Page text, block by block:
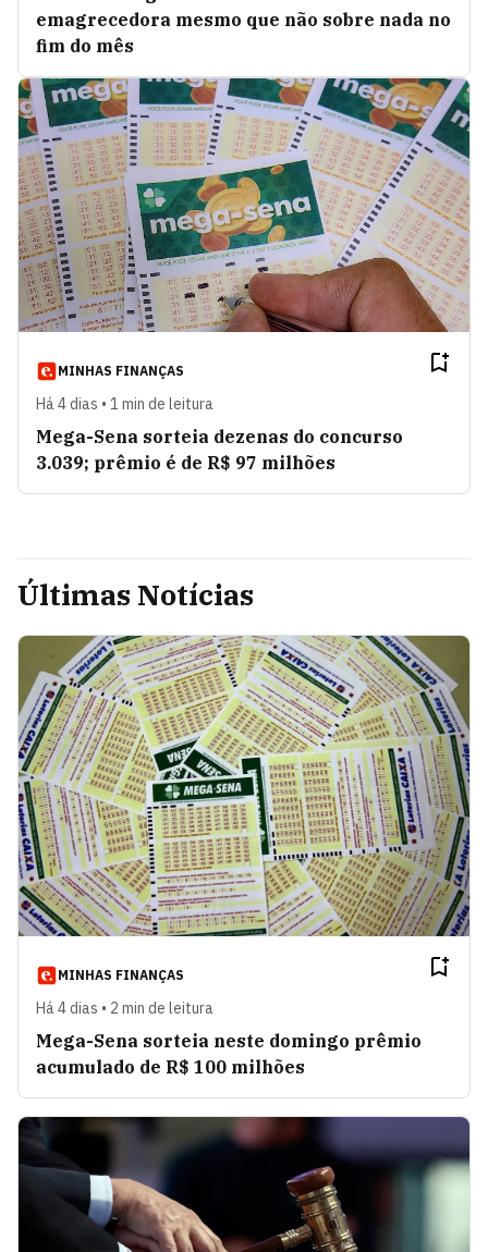
emagrecedora mesmo que não sobre nada no
fim do mês
MINHAS FINANÇAS
Há 4 dias • 1 min de leitura
Mega-Sena sorteia dezenas do concurso
3.039; prêmio é de R$ 97 milhões
Últimas Notícias
MINHAS FINANÇAS
Há 4 dias • 2 min de leitura
Mega-Sena sorteia neste domingo prêmio
acumulado de R$ 100 milhões